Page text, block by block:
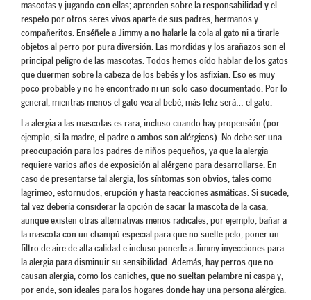
mascotas y jugando con ellas; aprenden sobre la responsabilidad y el
respeto por otros seres vivos aparte de sus padres, hermanos y
compañeritos. Enséñele a Jimmy a no halarle la cola al gato ni a tirarle
objetos al perro por pura diversión. Las mordidas y los arañazos son el
principal peligro de las mascotas. Todos hemos oído hablar de los gatos
que duermen sobre la cabeza de los bebés y los asfixian. Eso es muy
poco probable y no he encontrado ni un solo caso documentado. Por lo
general, mientras menos el gato vea al bebé, más feliz será… el gato.
La alergia a las mascotas es rara, incluso cuando hay propensión (por
ejemplo, si la madre, el padre o ambos son alérgicos). No debe ser una
preocupación para los padres de niños pequeños, ya que la alergia
requiere varios años de exposición al alérgeno para desarrollarse. En
caso de presentarse tal alergia, los síntomas son obvios, tales como
lagrimeo, estornudos, erupción y hasta reacciones asmáticas. Si sucede,
tal vez debería considerar la opción de sacar la mascota de la casa,
aunque existen otras alternativas menos radicales, por ejemplo, bañar a
la mascota con un champú especial para que no suelte pelo, poner un
filtro de aire de alta calidad e incluso ponerle a Jimmy inyecciones para
la alergia para disminuir su sensibilidad. Además, hay perros que no
causan alergia, como los caniches, que no sueltan pelambre ni caspa y,
por ende, son ideales para los hogares donde hay una persona alérgica.